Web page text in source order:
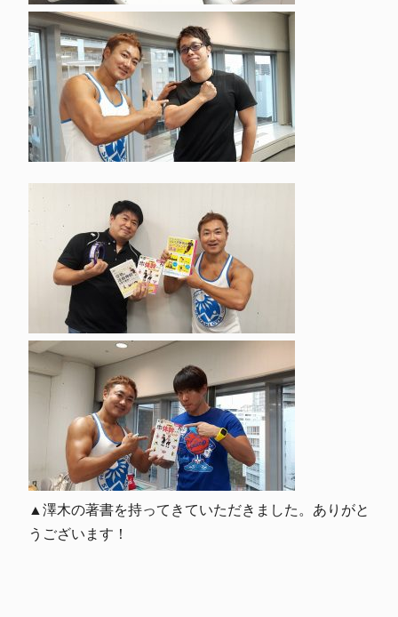
▲澤木の著書を持ってきていただきました。ありがと
うございます！